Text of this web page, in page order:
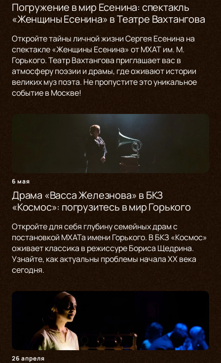
Погружение в мир Есенина: спектакль
«Женщины Есенина» в Театре Вахтангова
Откройте тайны личной жизни Сергея Есенина на
спектакле «Женщины Есенина» от МХАТ им. М.
Горького. Театр Вахтангова приглашает вас в
атмосферу поэзии и драмы, где оживают истории
великих муз поэта. Не пропустите это уникальное
событие в Москве!
6 мая
Драма «Васса Железнова» в БКЗ
«Космос»: погрузитесь в мир Горького
Откройте для себя глубину семейных драм с
постановкой МХАТа имени Горького. В БКЗ «Космос»
оживает классика в режиссуре Бориса Щедрина.
Узнайте, как актуальны проблемы начала XX века
сегодня.
26 апреля